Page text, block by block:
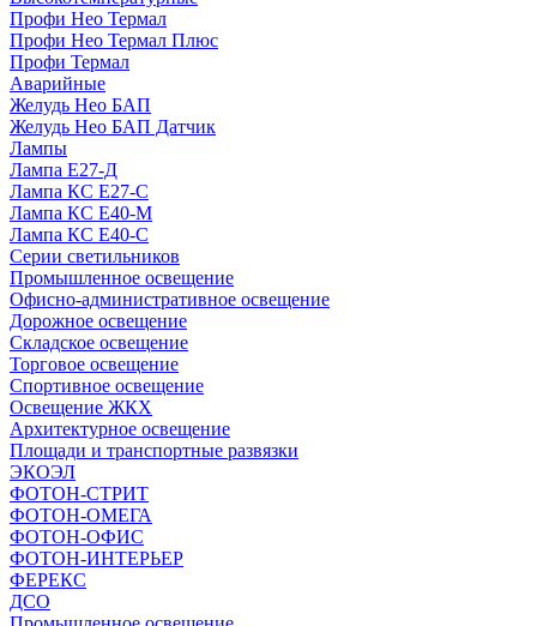
Профи Нео Термал
Профи Нео Термал Плюс
Профи Термал
Аварийные
Желудь Нео БАП
Желудь Нео БАП Датчик
Лампы
Лампа Е27-Д
Лампа КС Е27-С
Лампа КС Е40-М
Лампа КС Е40-С
Серии светильников
Промышленное освещение
Офисно-административное освещение
Дорожное освещение
Складское освещение
Торговое освещение
Спортивное освещение
Освещение ЖКХ
Архитектурное освещение
Площади и транспортные развязки
ЭКОЭЛ
ФОТОН-СТРИТ
ФОТОН-ОМЕГА
ФОТОН-ОФИС
ФОТОН-ИНТЕРЬЕР
ФЕРЕКС
ДСО